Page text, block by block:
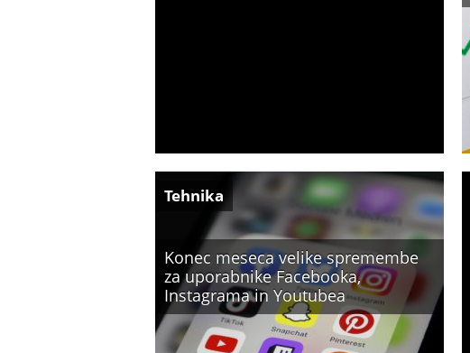
Konec meseca velike spremembe
za uporabnike Facebooka,
Instagrama in Youtubea
Tehnika